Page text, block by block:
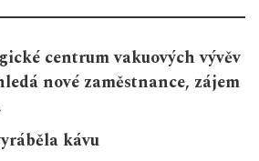
centrum vakuových vývěv
nové zaměstnance, zájem
kávu